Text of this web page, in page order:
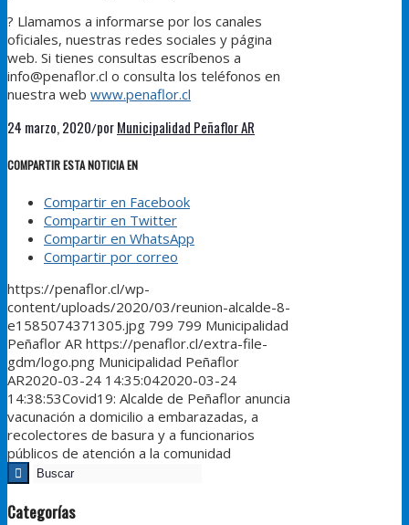
? Llamamos a informarse por los canales
oficiales, nuestras redes sociales y página
web. Si tienes consultas escríbenos a
info@penaflor.cl o consulta los teléfonos en
nuestra web www.penaflor.cl
24 marzo, 2020/porMunicipalidad Peñaflor AR
COMPARTIR ESTA NOTICIA EN
Compartir en Facebook
Compartir en Twitter
Compartir en WhatsApp
Compartir por correo
https://penaflor.cl/wp-
content/uploads/2020/03/reunion-alcalde-8-
e1585074371305.jpg 799 799 Municipalidad
Peñaflor AR https://penaflor.cl/extra-file-
gdm/logo.png Municipalidad Peñaflor
AR2020-03-24 14:35:042020-03-24
14:38:53Covid19: Alcalde de Peñaflor anuncia
vacunación a domicilio a embarazadas, a
recolectores de basura y a funcionarios
públicos de atención a la comunidad
Categorías